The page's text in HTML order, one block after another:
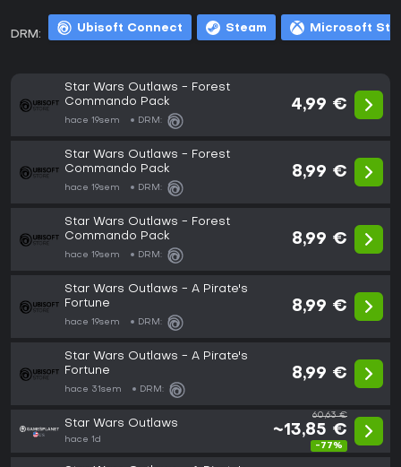
DRM: Ubisoft Connect Steam Microsoft
Star Wars Outlaws - Forest
Commando Pack
hace 19sem DRM:
4,99 €
Star Wars Outlaws - Forest
Commando Pack
hace 19sem DRM:
8,99 €
Star Wars Outlaws - Forest
Commando Pack
hace 19sem DRM:
8,99 €
Star Wars Outlaws - A Pirate's
Fortune
hace 19sem DRM:
8,99 €
Star Wars Outlaws - A Pirate's
Fortune
hace 31sem DRM:
8,99 €
Star Wars Outlaws
hace 1d
60,63 €
~13,85 €
-77%